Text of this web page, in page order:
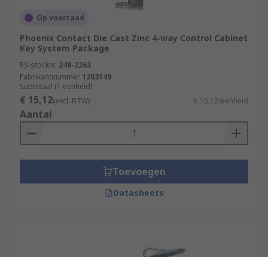
Op voorraad
Phoenix Contact Die Cast Zinc 4-way Control Cabinet
Key System Package
RS-stocknr. 248-2263
Fabrikantnummer 1203149
Subtotaal (1 eenheid)
€ 15,12(excl. BTW) € 15,12/eenheid
Aantal
Toevoegen
Datasheets